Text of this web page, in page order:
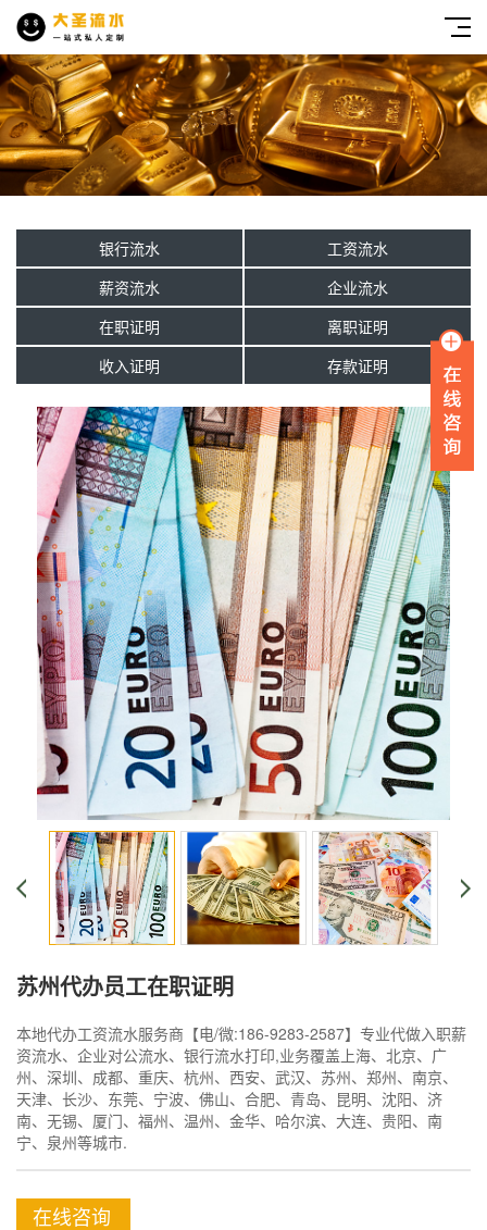
银行流水
工资流水
薪资流水
企业流水
在职证明
离职证明
收入证明
存款证明
苏州代办员工在职证明
本地代办工资流水服务商【电/微:186-9283-2587】专业代做入职薪
资流水、企业对公流水、银行流水打印,业务覆盖上海、北京、广
州、深圳、成都、重庆、杭州、西安、武汉、苏州、郑州、南京、
天津、长沙、东莞、宁波、佛山、合肥、青岛、昆明、沈阳、济
南、无锡、厦门、福州、温州、金华、哈尔滨、大连、贵阳、南
宁、泉州等城市.
在线咨询